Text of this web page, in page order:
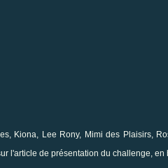
Kiona, Lee Rony, Mimi des Plaisirs,
l'article de présentation du challenge , en